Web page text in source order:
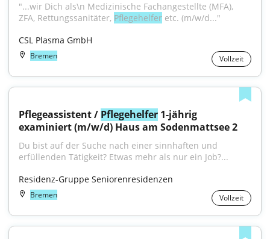
"...wir Dich als\n Medizinische Fachangestellte (MFA),
ZFA, Rettungssanitäter, Pflegehelfer etc. (m/w/d..."
CSL Plasma GmbH
Bremen Vollzeit
Pflegeassistent / Pflegehelfer 1-jährig
examiniert (m/w/d) Haus am Sodenmattsee 2
Du bist auf der Suche nach einer sinnhaften und
erfüllenden Tätigkeit? Etwas mehr als nur ein Job?...
Residenz-Gruppe Seniorenresidenzen
Bremen Vollzeit